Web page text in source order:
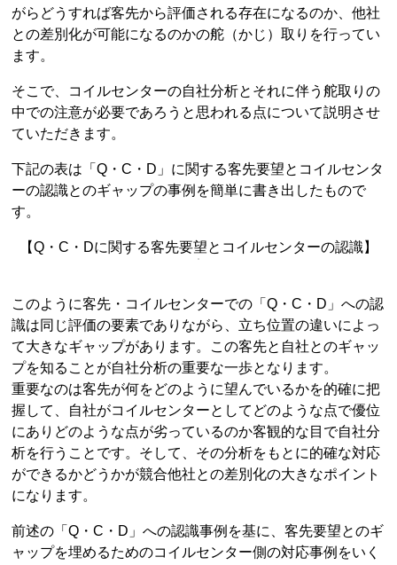
がらどうすれば客先から評価される存在になるのか、他社
との差別化が可能になるのかの舵（かじ）取りを行ってい
ます。
そこで、コイルセンターの自社分析とそれに伴う舵取りの
中での注意が必要であろうと思われる点について説明させ
ていただきます。
下記の表は「Q・C・D」に関する客先要望とコイルセンタ
ーの認識とのギャップの事例を簡単に書き出したもので
す。
【Q・C・Dに関する客先要望とコイルセンターの認識】
このように客先・コイルセンターでの「Q・C・D」への認
識は同じ評価の要素でありながら、立ち位置の違いによっ
て大きなギャップがあります。この客先と自社とのギャッ
プを知ることが自社分析の重要な一歩となります。
重要なのは客先が何をどのように望んでいるかを的確に把
握して、自社がコイルセンターとしてどのような点で優位
にありどのような点が劣っているのか客観的な目で自社分
析を行うことです。そして、その分析をもとに的確な対応
ができるかどうかが競合他社との差別化の大きなポイント
になります。
前述の「Q・C・D」への認識事例を基に、客先要望とのギ
ャップを埋めるためのコイルセンター側の対応事例をいく